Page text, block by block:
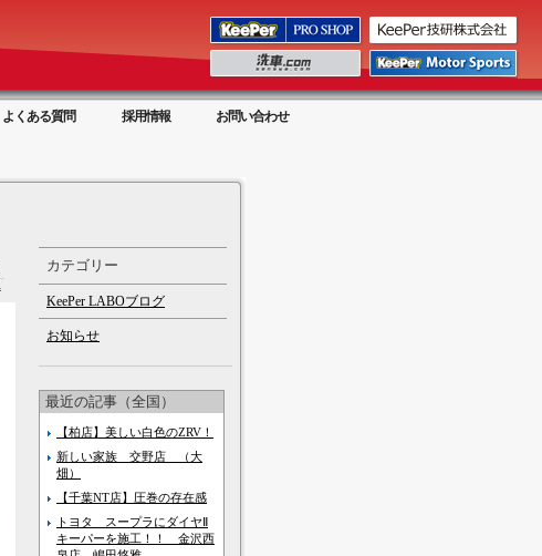
よくある質問 採用情報 お問い合わせ
カテゴリー
KeePer LABOブログ
お知らせ
最近の記事（全国）
【柏店】美しい白色のZRV！
新しい家族 交野店 （大
畑）
【千葉NT店】圧巻の存在感
トヨタ スープラにダイヤⅡ
キーパーを施工！！ 金沢西